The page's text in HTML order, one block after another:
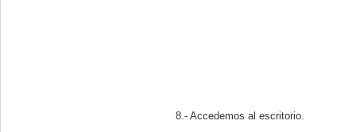
8.- Accedemos al escritorio.